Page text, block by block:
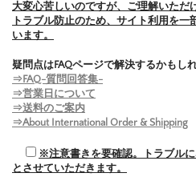
大変心苦しいのですが、ご理解いただ
トラブル防止のため、サイト利用を
います。
疑問点はFAQページで解決するかもし
⇒FAQ-質問回答集-
⇒営業日について
⇒送料のご案内
⇒About International Order & Shipping
※注意書きを要確認。トラブル
とさせていただきます。